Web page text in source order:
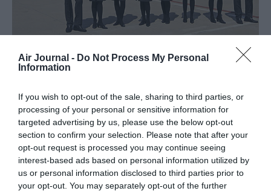
Air Journal - Do Not Process My Personal
Information
If you wish to opt-out of the sale, sharing to third parties, or
processing of your personal or sensitive information for
targeted advertising by us, please use the below opt-out
section to confirm your selection. Please note that after your
opt-out request is processed you may continue seeing
interest-based ads based on personal information utilized by
us or personal information disclosed to third parties prior to
your opt-out. You may separately opt-out of the further
Vous avez apprécié l’article ?
Soutenez-nous, faites un don !
NOUS SOUTENIR